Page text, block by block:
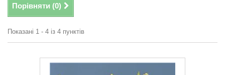
Порівняти (0)
Показані 1 - 4 із 4 пунктів